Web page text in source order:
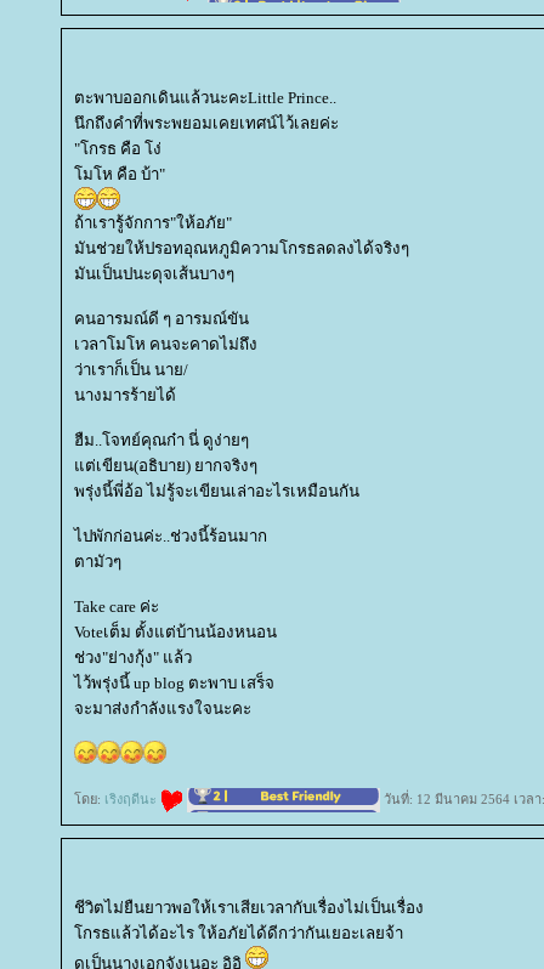
ตะพาบออกเดินแล้วนะคะLittle Prince..
นึกถึงคำที่พระพยอมเคยเทศน์ไว้เลยค่ะ
"โกรธ คือ โง่
มโห คือ บ้า"
ถ้าเรารู้จักการ"ให้อภัย"
มันช่วยให้ปรอทอุณหภูมิความโกรธลดลงได้จริงๆ
มันเป็นปนะดุจเส้นบางๆ
คนอารมณ์ดี ๆ อารมณ์ขัน
เวลาโมโห คนจะคาดไม่ถึง
ว่าเราก็เป็น นาย/
นางมารร้ายได้
ฮืม..โจทย์คุณก๋า นี่ ดูง่ายๆ
ต่เขียน(อธิบาย) ยากจริงๆ
พรุ่งนี้พี่อ้อ ไม่รู้จะเขียนเล่าอะไรเหมือนกัน
ไปพักก่อนค่ะ..ช่วงนี้ร้อนมาก
ตามัวๆ
Take care ค่ะ
Voteเต็ม ตั้งแต่บ้านน้องหนอน
ช่วง"ย่างกุ้ง" แล้ว
ไว้พรุ่งนี้ up blog ตะพาบ เสร็จ
จะมาส่งกำลังแรงใจนะคะ
ดย: เริงฤดีนะ วันที่: 12 มีนาคม 2564 เวล
ชีวิตไม่ยืนยาวพอให้เราเสียเวลากับเรื่องไม่เป็นเรื่อง
กรธแล้วได้อะไร ให้อภัยได้ดีกว่ากันเยอะเลยจ้า
ดูเป็นนางเอกจังเนอะ อิอิ